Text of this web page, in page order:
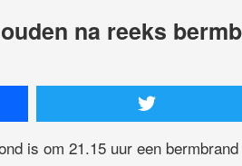
na reeks
is om 21.15 uur een